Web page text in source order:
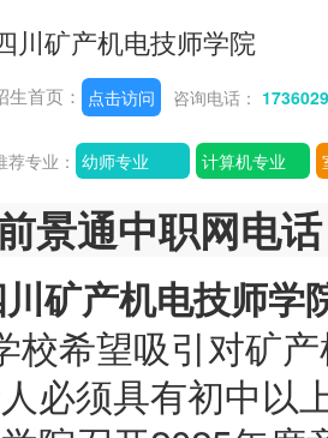
川矿产机电技师学院
生首页： 点击访问 咨询电话：
荐专业： 幼师专业 计算机专业
景通中职网电
矿产机电技师学
校希望吸引对矿
必须具有初中以